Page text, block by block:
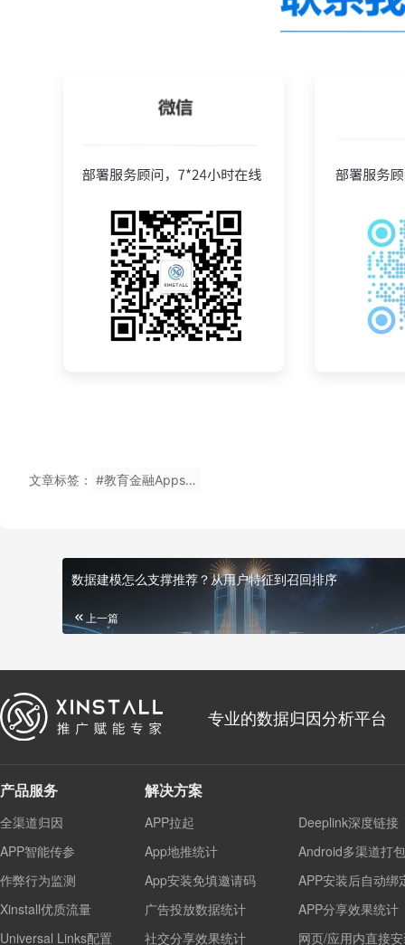
文章标签： #教育金融Appstore无填推广码安装
数据建模怎么支撑推荐？从用户特征到召回排序
上一篇
专业的数据归因分析平台
产品服务
全渠道归因
APP智能传参
作弊行为监测
Xinstall优质流量
Universal Links配置
解决方案
APP拉起
Deeplink深度链接
App地推统计
Android多渠道打包
App安装免填邀请码
APP安装后自动绑
广告投放数据统计
APP分享效果统计
社交分享效果统计
网页/应用内直接